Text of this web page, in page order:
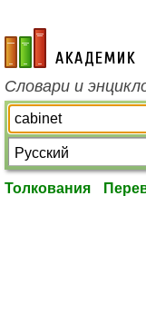
academic.ru
Словари и
Толкования